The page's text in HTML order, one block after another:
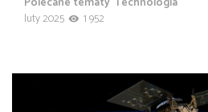
luty 2025
1 952